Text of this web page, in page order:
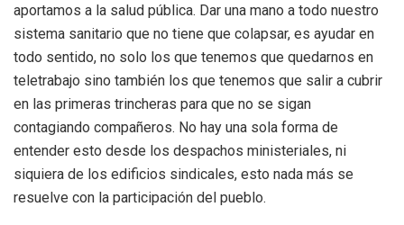
aportamos a la salud pública. Dar una mano a todo nuestro
sistema sanitario que no tiene que colapsar, es ayudar en
todo sentido, no solo los que tenemos que quedarnos en
teletrabajo sino también los que tenemos que salir a cubrir
en las primeras trincheras para que no se sigan
contagiando compañeros. No hay una sola forma de
entender esto desde los despachos ministeriales, ni
siquiera de los edificios sindicales, esto nada más se
resuelve con la participación del pueblo.